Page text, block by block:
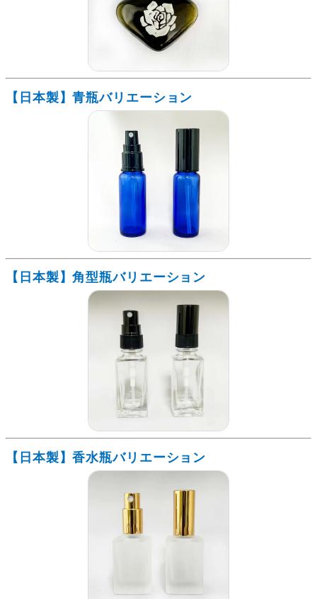
【日本製】青瓶バリエーション
【日本製】角型瓶バリエーション
【日本製】香水瓶バリエーション